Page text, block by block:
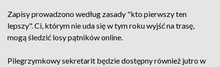
Zapisy prowadzono według zasady "kto pierwszy ten
lepszy". Ci, którym nie uda się w tym roku wyjść na trasę,
mogą śledzić losy pątników online.
Pilegrzymkowy sekretarit będzie dostępny również jutro w